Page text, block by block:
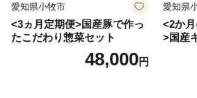
愛知県小牧市
<3ヵ月定期便>国産豚で作っ
たこだわり惣菜セット
48,000円
愛知県
<2か
>国産
ルキ